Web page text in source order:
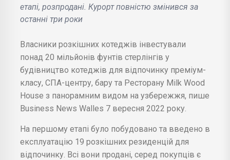
етапі, розпродані. Курорт повністю змінився за
останні три роки
Власники розкішних котеджів інвестували
понад 20 мільйонів фунтів стерлінгів у
будівництво котеджів для відпочинку преміум-
класу, СПА-центру, бару та Ресторану Milk Wood
House з панорамним видом на узбережжя, пише
Business News Walles 7 вересня 2022 року.
На першому етапі було побудовано та введено в
експлуатацію 19 розкішних резиденцій для
відпочинку. Всі вони продані, серед покупців є